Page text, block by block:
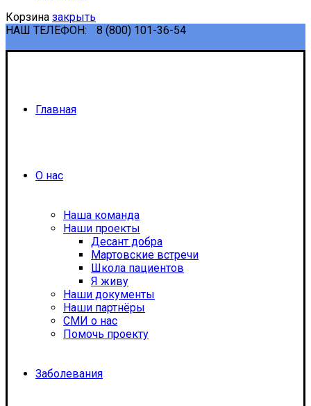
Корзина закрыть
НАШ ТЕЛЕФОН:
8 (800) 101-36-54
Главная
О нас
Наша команда
Наши проекты
Десант добра
Мартовские встречи
Школа пациентов
Я живу
Наши документы
Наши партнёры
СМИ о нас
Помочь проекту
Заболевания